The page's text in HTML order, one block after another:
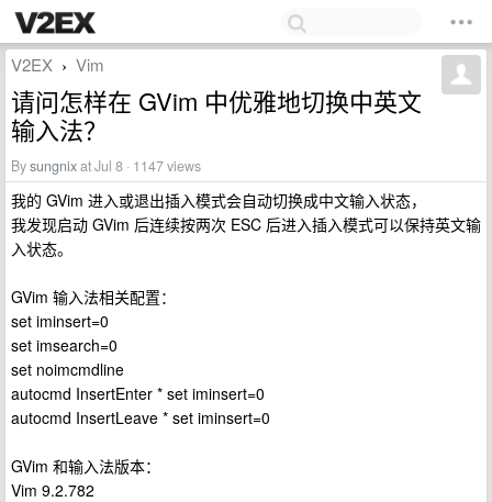
V2EX › Vim
请问怎样在 GVim 中优雅地切换中英文
输入法？
Bysungnixat Jul 8 · 1147 views
我的 GVim 进入或退出插入模式会自动切换成中文输入状态，
我发现启动 GVim 后连续按两次 ESC 后进入插入模式可以保持英文输
入状态。
GVim 输入法相关配置：
set iminsert=0
set imsearch=0
set noimcmdline
autocmd InsertEnter * set iminsert=0
autocmd InsertLeave * set iminsert=0
GVim 和输入法版本：
Vim 9.2.782